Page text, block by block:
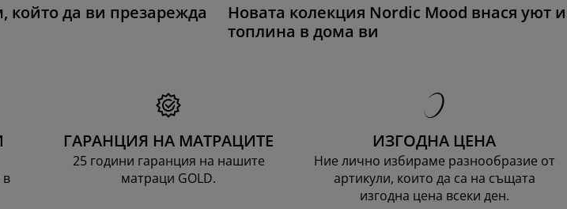
който да ви презарежда
Новата колекция Nordic Mood внася уют и
топлина в дома ви
ГАРАНЦИЯ НА МАТРАЦИТЕ
25 години гаранция на нашите
матраци GOLD.
ИЗГОДНА ЦЕНА
Ние лично избираме разнообразие от
артикули, които да са на същата
изгодна цена всеки ден.